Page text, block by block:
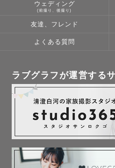
ウェディング
(前撮り、後撮り)
友達、フレンド
よくある質問
ラブグラフが運営する